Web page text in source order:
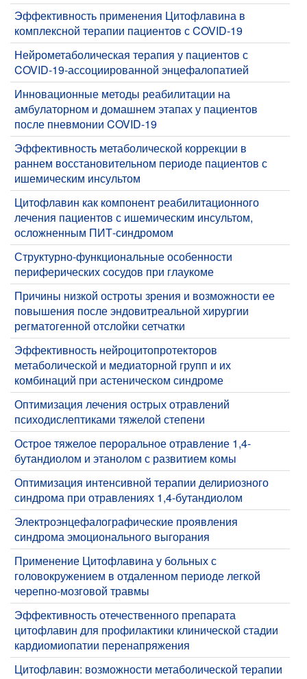
​Эффективность применения Цитофлавина в
комплексной терапии пациентов с COVID-19
​Нейрометаболическая терапия у пациентов с
COVID-19-ассоциированной энцефалопатией
Инновационные методы реабилитации на
амбулаторном и домашнем этапах у пациентов
после пневмонии COVID-19
​Эффективность метаболической коррекции в
раннем восстановительном периоде пациентов с
ишемическим инсультом
​Цитофлавин как компонент реабилитационного
лечения пациентов с ишемическим инсультом,
осложненным ПИТ-синдромом
​Структурно-функциональные особенности
периферических сосудов при глаукоме
​Причины низкой остроты зрения и возможности ее
повышения после эндовитреальной хирургии
регматогенной отслойки сетчатки
​Эффективность нейроцитопротекторов
метаболической и медиаторной групп и их
комбинаций при астеническом синдроме
Оптимизация лечения острых отравлений
психодислептиками тяжелой степени
Острое тяжелое пероральное отравление 1,4-
бутандиолом и этанолом с развитием комы
​Оптимизация интенсивной терапии делириозного
синдрома при отравлениях 1,4-бутандиолом
Электроэнцефалографические проявления
синдрома эмоционального выгорания
Применение Цитофлавина у больных с
головокружением в отдаленном периоде легкой
черепно-мозговой травмы
Эффективность отечественного препарата
цитофлавин для профилактики клинической стадии
кардиомиопатии перенапряжения
Цитофлавин: возможности метаболической терапии